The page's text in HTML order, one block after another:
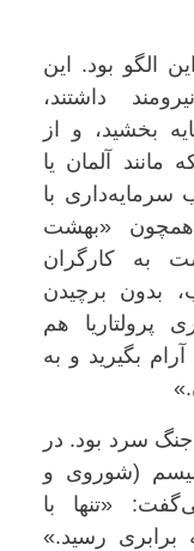
بود. این
داشتند،
و از
آلمان یا
با
«بهشت
کارگران
بدون برچیدن
هم
بگیرید و به
سرد بود. در
(شوروی و
«تنها با
رسید.»